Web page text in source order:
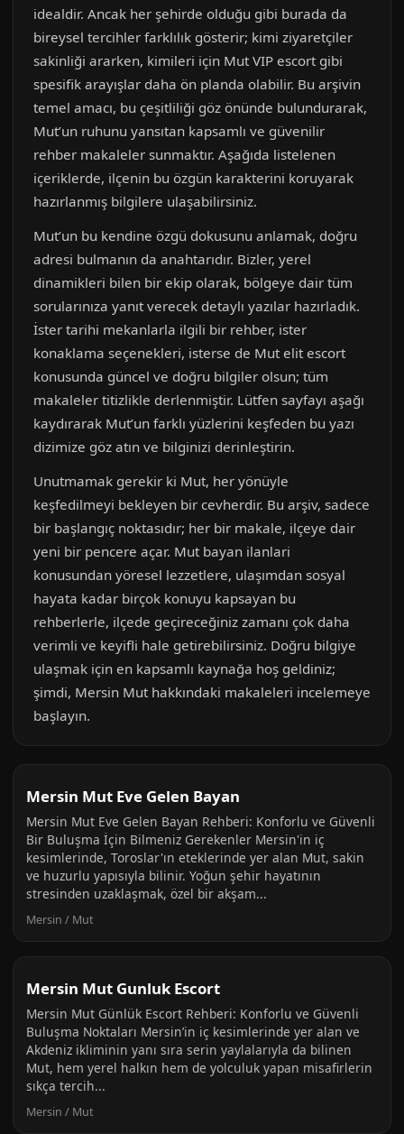
idealdir. Ancak her şehirde olduğu gibi burada da
bireysel tercihler farklılık gösterir; kimi ziyaretçiler
sakinliği ararken, kimileri için Mut VIP escort gibi
spesifik arayışlar daha ön planda olabilir. Bu arşivin
temel amacı, bu çeşitliliği göz önünde bulundurarak,
Mut’un ruhunu yansıtan kapsamlı ve güvenilir
rehber makaleler sunmaktır. Aşağıda listelenen
içeriklerde, ilçenin bu özgün karakterini koruyarak
hazırlanmış bilgilere ulaşabilirsiniz.
Mut’un bu kendine özgü dokusunu anlamak, doğru
adresi bulmanın da anahtarıdır. Bizler, yerel
dinamikleri bilen bir ekip olarak, bölgeye dair tüm
sorularınıza yanıt verecek detaylı yazılar hazırladık.
İster tarihi mekanlarla ilgili bir rehber, ister
konaklama seçenekleri, isterse de Mut elit escort
konusunda güncel ve doğru bilgiler olsun; tüm
makaleler titizlikle derlenmiştir. Lütfen sayfayı aşağı
kaydırarak Mut’un farklı yüzlerini keşfeden bu yazı
dizimize göz atın ve bilginizi derinleştirin.
Unutmamak gerekir ki Mut, her yönüyle
keşfedilmeyi bekleyen bir cevherdir. Bu arşiv, sadece
bir başlangıç noktasıdır; her bir makale, ilçeye dair
yeni bir pencere açar. Mut bayan ilanlari
konusundan yöresel lezzetlere, ulaşımdan sosyal
hayata kadar birçok konuyu kapsayan bu
rehberlerle, ilçede geçireceğiniz zamanı çok daha
verimli ve keyifli hale getirebilirsiniz. Doğru bilgiye
ulaşmak için en kapsamlı kaynağa hoş geldiniz;
şimdi, Mersin Mut hakkındaki makaleleri incelemeye
başlayın.
Mersin Mut Eve Gelen Bayan
Mersin Mut Eve Gelen Bayan Rehberi: Konforlu ve Güvenli
Bir Buluşma İçin Bilmeniz Gerekenler Mersin'in iç
kesimlerinde, Toroslar'ın eteklerinde yer alan Mut, sakin
ve huzurlu yapısıyla bilinir. Yoğun şehir hayatının
stresinden uzaklaşmak, özel bir akşam...
Mersin / Mut
Mersin Mut Gunluk Escort
Mersin Mut Günlük Escort Rehberi: Konforlu ve Güvenli
Buluşma Noktaları Mersin’in iç kesimlerinde yer alan ve
Akdeniz ikliminin yanı sıra serin yaylalarıyla da bilinen
Mut, hem yerel halkın hem de yolculuk yapan misafirlerin
sıkça tercih...
Mersin / Mut